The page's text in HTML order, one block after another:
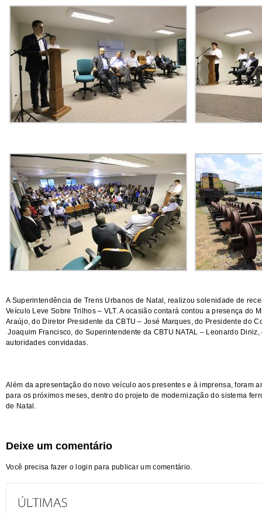
A Superintendência de Trens Urbanos de Natal, realizou solenidade de
Veículo Leve Sobre Trilhos – VLT. A ocasião contará contou a presença do
Araújo, do Diretor Presidente da CBTU – José Marques, do Presidente do
Joaquim Francisco, do Superintendente da CBTU NATAL – Leonardo
autoridades convidadas.
Além da apresentação do novo veículo aos presentes e à imprensa, foram
para os próximos meses, dentro do projeto de modernização do sistema
de Natal.
Deixe um comentário
Você precisa fazer o login para publicar um comentário.